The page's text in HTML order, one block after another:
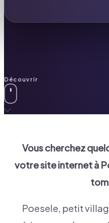
Découvrir
Vous cherchez
votre site internet à
Poesele, petit